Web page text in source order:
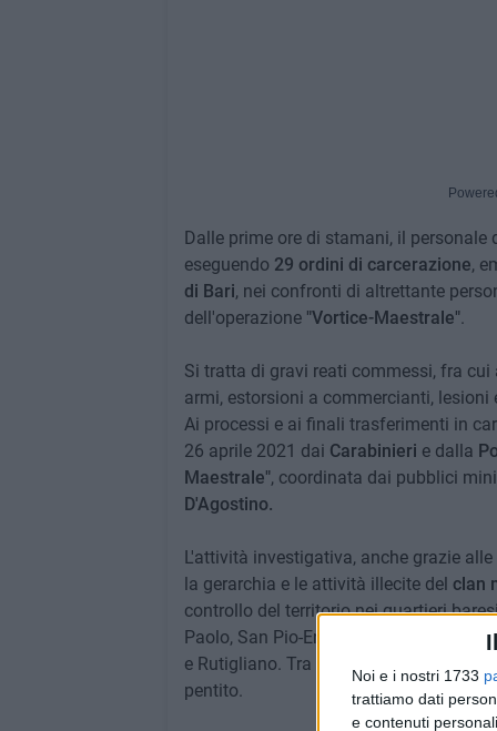
Noi e i nostri 1733
trattiamo dati
e contenuti
Dalle prime ore di stamani, il personale
eseguendo 29 ordini di carcerazione,
di Bari, nei confronti di altrettante
dell'operazione "Vortice-Maestrale".
Si tratta di gravi reati commessi, fra
armi, estorsioni a commercianti, lesioni
Ai processi e ai finali trasferimenti in
26 aprile 2021 dai Carabinieri e dalla
Maestrale", coordinata dai pubblici
D'Agostino.
L'attività investigativa, anche grazie
la gerarchia e le attività illecite del clan
controllo del territorio nei quartieri
Paolo, San Pio-Enziteto, Santo Spirito
e Rutigliano. Tra i fatti contestati c'è
pentito.